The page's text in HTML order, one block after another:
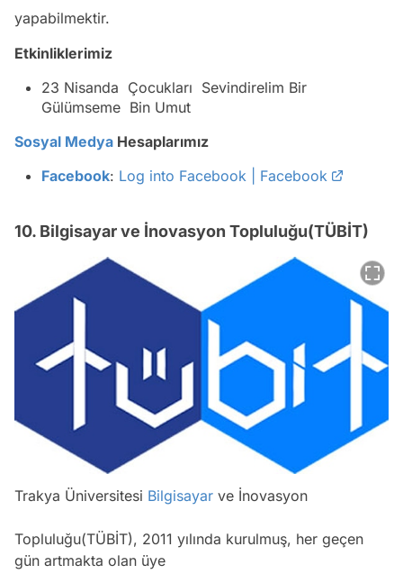
yapabilmektir.
Etkinliklerimiz
23 Nisanda Çocukları Sevindirelim Bir
Gülümseme Bin Umut
Sosyal Medya Hesaplarımız
Facebook: Log into Facebook | Facebook
10. Bilgisayar ve İnovasyon Topluluğu(TÜBİT)
Trakya Üniversitesi Bilgisayar ve İnovasyon
Topluluğu(TÜBİT), 2011 yılında kurulmuş, her geçen
gün artmakta olan üye